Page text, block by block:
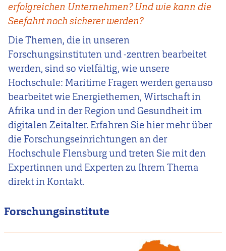
erfolgreichen Unternehmen? Und wie kann die
Seefahrt noch sicherer werden?
Die Themen, die in unseren
Forschungsinstituten und -zentren bearbeitet
werden, sind so vielfältig, wie unsere
Hochschule: Maritime Fragen werden genauso
bearbeitet wie Energiethemen, Wirtschaft in
Afrika und in der Region und Gesundheit im
digitalen Zeitalter. Erfahren Sie hier mehr über
die Forschungseinrichtungen an der
Hochschule Flensburg und treten Sie mit den
Expertinnen und Experten zu Ihrem Thema
direkt in Kontakt.
Forschungsinstitute